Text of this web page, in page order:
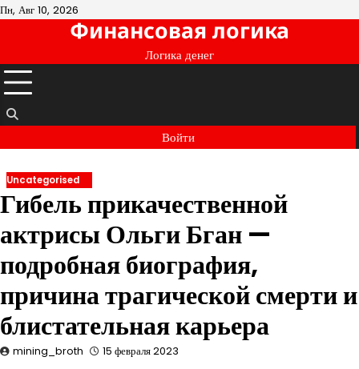
Перейти
Пн, Авг 10, 2026
Финансовая логика
Логика денег
Войти
Uncategorised
Гибель прикачественной
актрисы Ольги Бган —
подробная биография,
причина трагической смерти и
блистательная карьера
mining_broth 15 февраля 2023